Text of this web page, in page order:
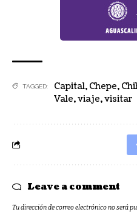
TAGGED: Capital, Chepe,
Vale,viaje,visitar
Leave a comment
Tu dirección de correo electrónico no será